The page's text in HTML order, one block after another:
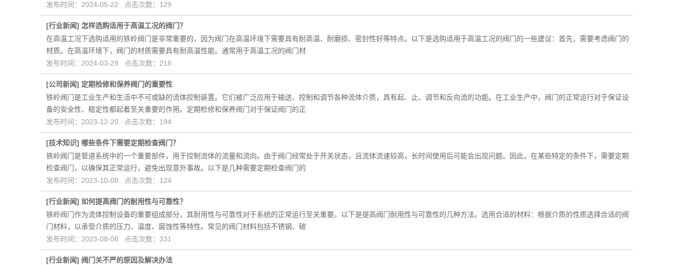
发布时间：2024-05-22 点击次数：129
[行业新闻] 怎样选购适用于高温工况的阀门？
在高温工况下选购适用的铁岭阀门是非常重要的，因为阀门在高温环境下需要具有耐高温、耐磨损、密封性好等特点。以下是选购适用于高温工况的阀门的一些建议：首先，需要考虑阀门的
材质。在高温环境下，阀门的材质需要具有耐高温性能。通常用于高温工况的阀门材
发布时间：2024-03-29 点击次数：218
[公司新闻] 定期检修和保养阀门的重要性
铁岭阀门是工业生产和生活中不可或缺的流体控制装置。它们被广泛应用于输送、控制和调节各种流体介质，具有起、止、调节和反向流的功能。在工业生产中，阀门的正常运行对于保证设
备的安全性、稳定性都起着至关重要的作用。定期检修和保养阀门对于保证阀门的正
发布时间：2023-12-20 点击次数：194
[技术知识] 哪些条件下需要定期检查阀门？
铁岭阀门是管道系统中的一个重要部件，用于控制流体的流量和流向。由于阀门经常处于开关状态，且流体流速较高，长时间使用后可能会出现问题。因此，在某些特定的条件下，需要定期
检查阀门，以确保其正常运行，避免出现意外事故。以下是几种需要定期检查阀门的
发布时间：2023-10-08 点击次数：124
[行业新闻] 如何提高阀门的耐用性与可靠性？
铁岭阀门作为流体控制设备的重要组成部分，其耐用性与可靠性对于系统的正常运行至关重要。以下是提高阀门耐用性与可靠性的几种方法。选用合适的材料：根据介质的性质选择合适的阀
门材料，以承受介质的压力、温度、腐蚀性等特性。常见的阀门材料包括不锈钢、碳
发布时间：2023-08-08 点击次数：331
[行业新闻] 阀门关不严的原因及解决办法